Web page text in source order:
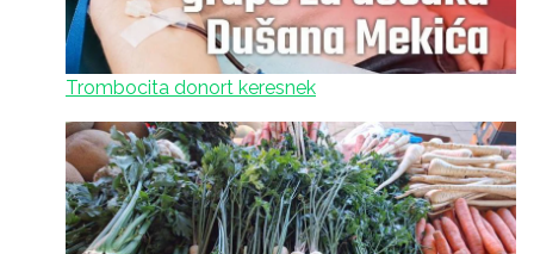
Trombocita donort keresnek